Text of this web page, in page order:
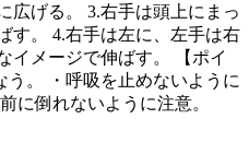
広げる。 3.右手は頭上にまっ
す。 4.右手は左に、左手は右
イメージで伸ばす。 【ポイ
う。 ・呼吸を止めないように
に倒れないように注意。